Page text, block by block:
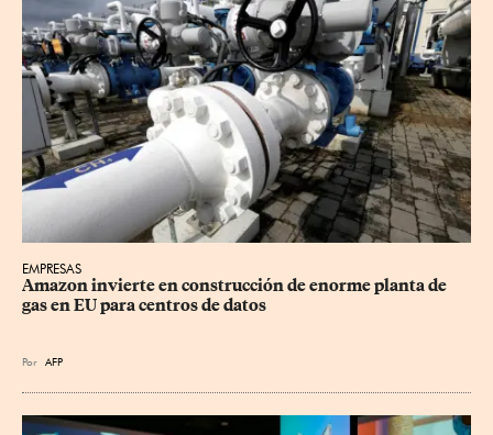
EMPRESAS
Amazon invierte en construcción de enorme planta de
gas en EU para centros de datos
Por AFP